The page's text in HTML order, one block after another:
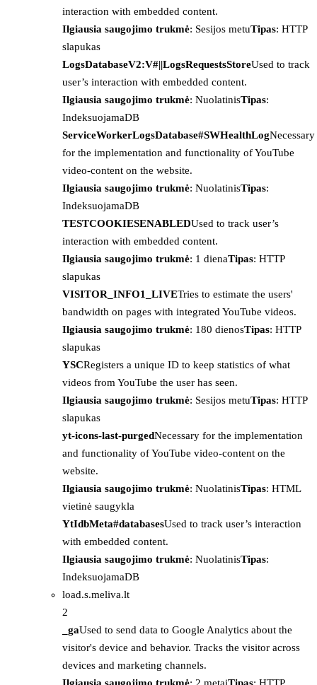
interaction with embedded content.
Ilgiausia saugojimo trukmė: Sesijos metuTipas: HTTP
slapukas
LogsDatabaseV2:V#||LogsRequestsStoreUsed to track
user’s interaction with embedded content.
Ilgiausia saugojimo trukmė: NuolatinisTipas:
IndeksuojamaDB
ServiceWorkerLogsDatabase#SWHealthLogNecessary
for the implementation and functionality of YouTube
video-content on the website.
Ilgiausia saugojimo trukmė: NuolatinisTipas:
IndeksuojamaDB
TESTCOOKIESENABLEDUsed to track user’s
interaction with embedded content.
Ilgiausia saugojimo trukmė: 1 dienaTipas: HTTP
slapukas
VISITOR_INFO1_LIVETries to estimate the users'
bandwidth on pages with integrated YouTube videos.
Ilgiausia saugojimo trukmė: 180 dienosTipas: HTTP
slapukas
YSCRegisters a unique ID to keep statistics of what
videos from YouTube the user has seen.
Ilgiausia saugojimo trukmė: Sesijos metuTipas: HTTP
slapukas
yt-icons-last-purgedNecessary for the implementation
and functionality of YouTube video-content on the
website.
Ilgiausia saugojimo trukmė: NuolatinisTipas: HTML
vietinė saugykla
YtIdbMeta#databasesUsed to track user’s interaction
with embedded content.
Ilgiausia saugojimo trukmė: NuolatinisTipas:
IndeksuojamaDB
load.s.meliva.lt
2
_gaUsed to send data to Google Analytics about the
visitor's device and behavior. Tracks the visitor across
devices and marketing channels.
Ilgiausia saugojimo trukmė: 2 metaiTipas: HTTP